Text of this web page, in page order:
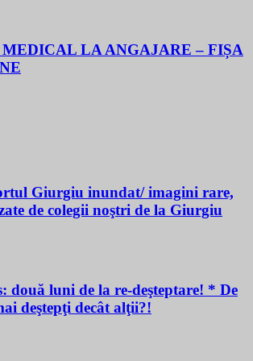
LA ANGAJARE – FIȘA
Giurgiu inundat/ imagini rare,
de colegii noştri de la Giurgiu
două luni de la re-deşteptare! * De
deştepţi decât alţii?!